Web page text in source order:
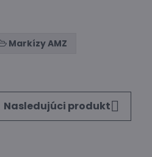
Markízy AMZ
Nasledujúci produkt